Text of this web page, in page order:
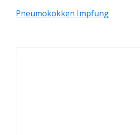
Pneumokokken Impfung